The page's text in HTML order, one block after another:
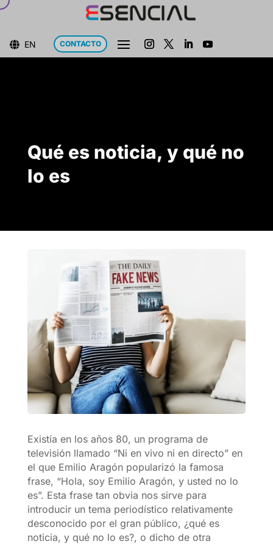
 EN CONTACTO
Qué es noticia, y qué no
lo es
Existía en los años 80, un programa de
televisión llamado “Ni en vivo ni en directo” en
el que Emilio Aragón popularizó la famosa
frase, “Hola, soy Emilio Aragón, y usted no lo
es”. Esta frase tan obvia nos sirve para
introducir un tema periodístico relativamente
desconocido por el gran público, ¿qué es
noticia, y qué no lo es?, o dicho de otra